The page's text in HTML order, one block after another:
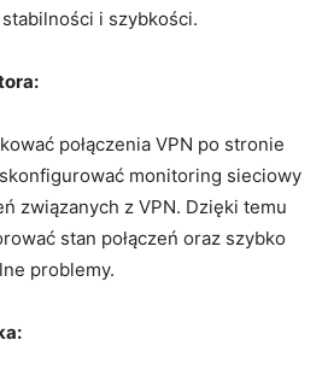
i⁢ szybkości.
połączenia VPN po stronie
⁤monitoring sieciowy
związanych z VPN. Dzięki temu
stan połączeń oraz szybko‍
problemy.